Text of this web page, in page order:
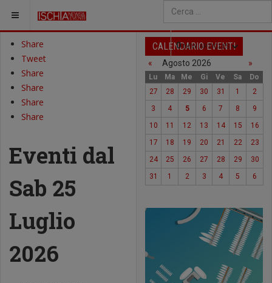
Type 2 or more characters
0 NEW ARTICLES
SEI QUI:
Share
Tweet
Share
Share
Share
Share
Eventi dal
Sab 25
Luglio
2026
CALENDARIO EVENTI
« Agosto 2026 »
Lu Ma Me Gi Ve Sa
Do
27
28 29 30 31 1
2
3
4 5 6 7 8
9
10
11 12 13 14 15
16
17
18 19 20 21 22
23
24
25 26 27 28 29
30
31
1 2 3 4 5 6